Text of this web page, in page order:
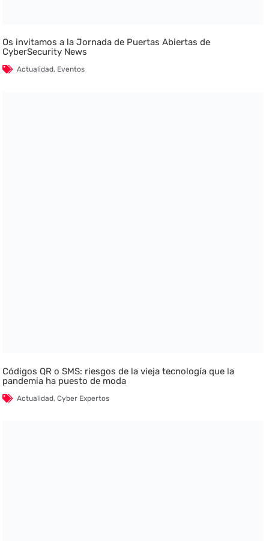
Os invitamos a la Jornada de Puertas Abiertas de
CyberSecurity News
Actualidad, Eventos
Códigos QR o SMS: riesgos de la vieja tecnología que la
pandemia ha puesto de moda
Actualidad,Cyber Expertos